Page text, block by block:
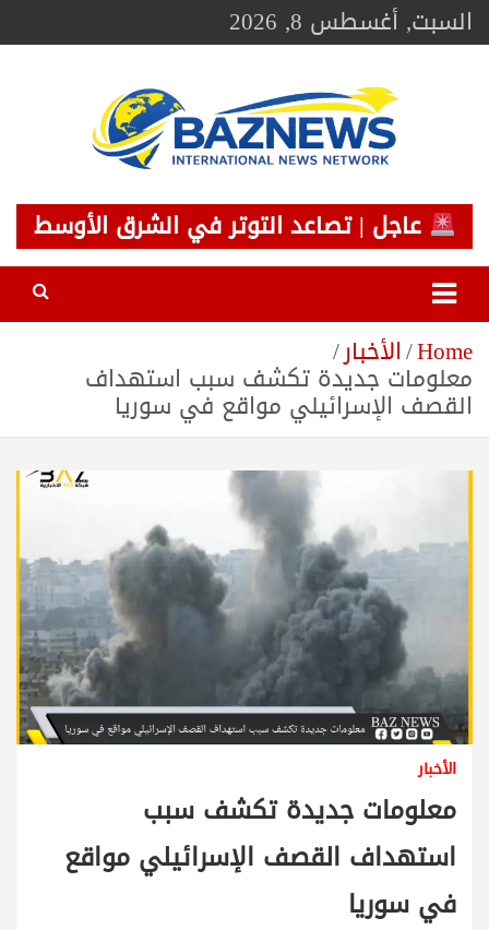
Skip
toالسبت, أغسطس 8, 2026
BAZNEWS
شبكة باز الإخبارية
عاجل | تصاعد التوتر في الشرق الأوسط
Home الأخبار
معلومات جديدة تكشف سبب استهداف
القصف الإسرائيلي مواقع في سوريا
الأخبار
معلومات جديدة تكشف سبب
استهداف القصف الإسرائيلي مواقع
في سوريا